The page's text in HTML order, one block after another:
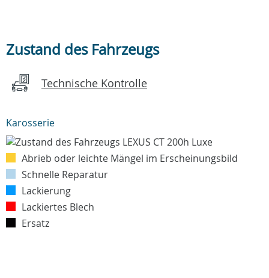
Zustand des Fahrzeugs
Technische Kontrolle
Karosserie
Abrieb oder leichte Mängel im Erscheinungsbild
Schnelle Reparatur
Lackierung
Lackiertes Blech
Ersatz